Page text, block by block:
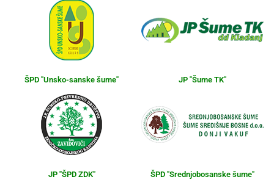
ŠPD "Unsko-sanske šume" JP "Šume TK"
JP "ŠPD ZDK" ŠPD "Srednjobosanske šume"